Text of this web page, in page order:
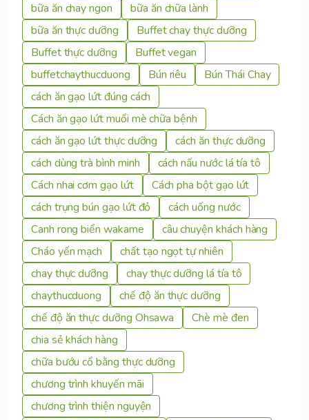
bữa ăn chay ngon
bữa ăn chữa lành
bữa ăn thực dưỡng
Buffet chay thực dưỡng
Buffet thực dưỡng
Buffet vegan
buffetchaythucduong
Bún riêu
Bún Thái Chay
cách ăn gạo lứt đúng cách
Cách ăn gạo lứt muối mè chữa bệnh
cách ăn gạo lứt thực dưỡng
cách ăn thực dưỡng
cách dùng trà bình minh
cách nấu nước lá tía tô
Cách nhai cơm gạo lứt
Cách pha bột gạo lứt
cách trụng bún gạo lứt đỏ
cách uống nước
Canh rong biển wakame
câu chuyện khách hàng
Cháo yến mạch
chất tạo ngọt tự nhiên
chay thực dưỡng
chay thực dưỡng lá tía tô
chaythucduong
chế độ ăn thực dưỡng
chế độ ăn thực dưỡng Ohsawa
Chè mè đen
chia sẻ khách hàng
chữa bướu cổ bằng thực dưỡng
chương trình khuyến mãi
chương trình thiện nguyện